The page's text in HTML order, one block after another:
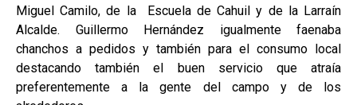
Miguel Camilo, de la Escuela de Cahuil y de la Larraín
Alcalde. Guillermo Hernández igualmente faenaba
chanchos a pedidos y también para el consumo local
destacando también el buen servicio que atraía
preferentemente a la gente del campo y de los